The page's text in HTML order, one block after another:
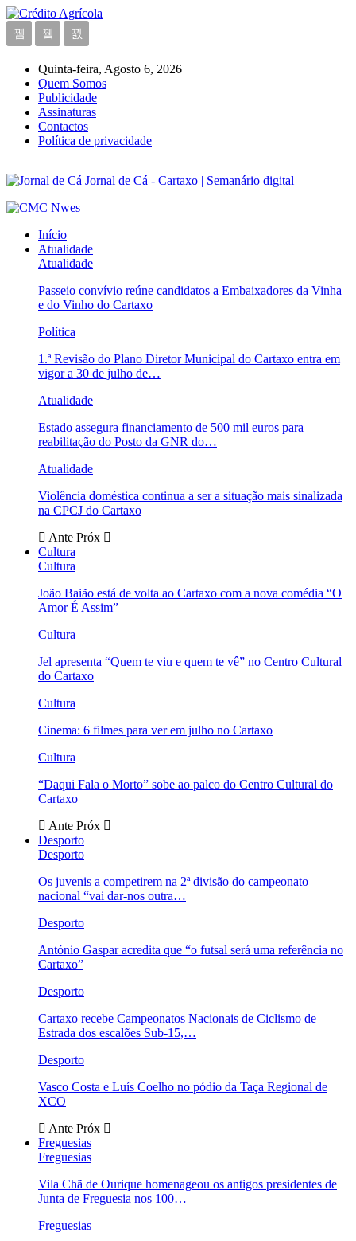
Quinta-feira, Agosto 6, 2026
Quem Somos
Publicidade
Assinaturas
Contactos
Política de privacidade
Jornal de Cá - Cartaxo | Semanário digital
Início
Atualidade
Atualidade
Passeio convívio reúne candidatos a Embaixadores da Vinha
e do Vinho do Cartaxo
Política
1.ª Revisão do Plano Diretor Municipal do Cartaxo entra em
vigor a 30 de julho de…
Atualidade
Estado assegura financiamento de 500 mil euros para
reabilitação do Posto da GNR do…
Atualidade
Violência doméstica continua a ser a situação mais sinalizada
na CPCJ do Cartaxo
Ante Próx
Cultura
Cultura
João Baião está de volta ao Cartaxo com a nova comédia “O
Amor É Assim”
Cultura
Jel apresenta “Quem te viu e quem te vê” no Centro Cultural
do Cartaxo
Cultura
Cinema: 6 filmes para ver em julho no Cartaxo
Cultura
“Daqui Fala o Morto” sobe ao palco do Centro Cultural do
Cartaxo
Ante Próx
Desporto
Desporto
Os juvenis a competirem na 2ª divisão do campeonato
nacional “vai dar-nos outra…
Desporto
António Gaspar acredita que “o futsal será uma referência no
Cartaxo”
Desporto
Cartaxo recebe Campeonatos Nacionais de Ciclismo de
Estrada dos escalões Sub-15,…
Desporto
Vasco Costa e Luís Coelho no pódio da Taça Regional de
XCO
Ante Próx
Freguesias
Freguesias
Vila Chã de Ourique homenageou os antigos presidentes de
Junta de Freguesia nos 100…
Freguesias